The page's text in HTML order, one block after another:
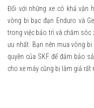
Đối với những xe có khả vận
vòng bi bạc đạn Enduro và
trong việc bảo trì và chăm sóc
ưu nhất. Bạn nên mua vòng
quyền của SKF để đảm bảo
cho xe máy cũng bị làm giả rất